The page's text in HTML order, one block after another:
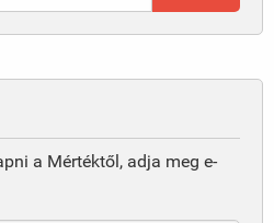
a Mértéktől, adja meg e-